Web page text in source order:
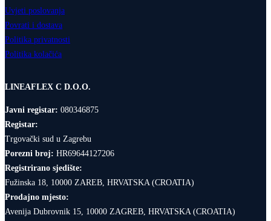
Uvjeti poslovanja
Povrati i dostava
Politika privatnosti
Politika kolačića
LINEAFLEX C D.O.O.
Javni registar: 080346875
Registar:
Trgovački sud u Zagrebu
Porezni broj: HR69644127206
Registrirano sjedište:
Fužinska 18, 10000 ZAREB, HRVATSKA (CROATIA)
Prodajno mjesto:
Avenija Dubrovnik 15, 10000 ZAGREB, HRVATSKA (CROATIA)